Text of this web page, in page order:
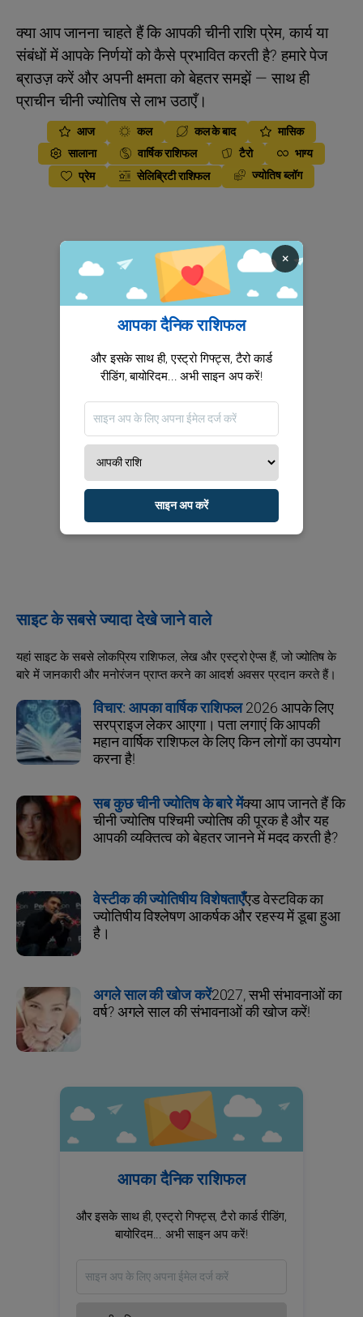
क्या आप जानना चाहते हैं कि आपकी चीनी राशि प्रेम, कार्य या
संबंधों में आपके निर्णयों को कैसे प्रभावित करती है? हमारे पेज
ब्राउज़ करें और अपनी क्षमता को बेहतर समझें — साथ ही
प्राचीन चीनी ज्योतिष से लाभ उठाएँ।
आज कल कल के बाद
मासिक
सालाना
वार्षिक राशिफल टैरो
भाग्य
प्रेम
सेलिब्रिटी राशिफल ज्योतिष ब्लॉग
साइट के सबसे ज्यादा देखे जाने वाले
यहां साइट के सबसे लोकप्रिय राशिफल, लेख और एस्ट्रो ऐप्स हैं, जो ज्योतिष के
बारे में जानकारी और मनोरंजन प्राप्त करने का आदर्श अवसर प्रदान करते हैं।
विचार: आपका वार्षिक राशिफल2026 आपके लिए
सरप्राइज लेकर आएगा। पता लगाएं कि आपकी
महान वार्षिक राशिफल के लिए किन लोगों का उपयोग
करना है!
सब कुछ चीनी ज्योतिष के बारे मेंक्या आप जानते हैं कि
चीनी ज्योतिष पश्चिमी ज्योतिष की पूरक है और यह
आपकी व्यक्तित्व को बेहतर जानने में मदद करती है?
वेस्टीक की ज्योतिषीय विशेषताएँएड वेस्टविक का
ज्योतिषीय विश्लेषण आकर्षक और रहस्य में डूबा हुआ
है।
अगले साल की खोज करें2027, सभी संभावनाओं का
वर्ष? अगले साल की संभावनाओं की खोज करें!
आपका दैनिक राशिफल
और इसके साथ ही, एस्ट्रो गिफ्ट्स, टैरो कार्ड रीडिंग,
बायोरिदम... अभी साइन अप करें!
×
आपका दैनिक राशिफल
और इसके साथ ही, एस्ट्रो गिफ्ट्स, टैरो कार्ड
रीडिंग, बायोरिदम... अभी साइन अप करें!
साइन अप करें